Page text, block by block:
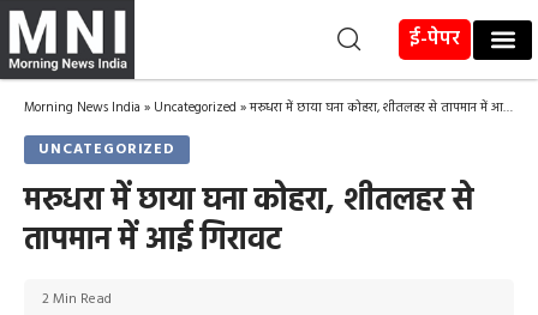
ई-पेपर
Morning News India » Uncategorized »मरुधरा में छाया घना कोहरा, शीतलहर से तापमान में आई गिरावट
UNCATEGORIZED
मरुधरा में छाया घना कोहरा, शीतलहर से
तापमान में आई गिरावट
2 Min Read